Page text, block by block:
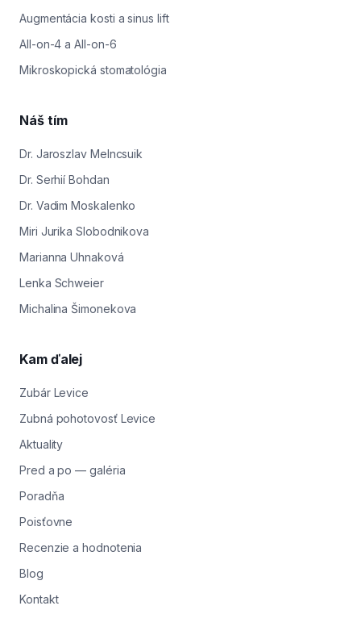
Augmentácia kosti a sinus lift
All-on-4 a All-on-6
Mikroskopická stomatológia
Náš tím
Dr. Jaroszlav Melncsuik
Dr. Serhií Bohdan
Dr. Vadim Moskalenko
Miri Jurika Slobodnikova
Marianna Uhnaková
Lenka Schweier
Michalina Šimonekova
Kam ďalej
Zubár Levice
Zubná pohotovosť Levice
Aktuality
Pred a po — galéria
Poradňa
Poisťovne
Recenzie a hodnotenia
Blog
Kontakt